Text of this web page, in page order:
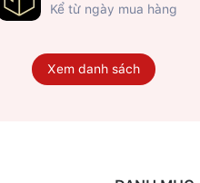
Kể từ ngày mua hàng
Xem danh sách